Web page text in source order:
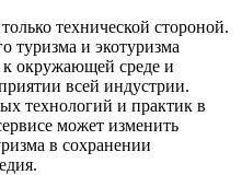
технической стороной.
туризма и экотуризма
к окружающей среде и
всей индустрии.
технологий и практик в
может изменить
в сохранении